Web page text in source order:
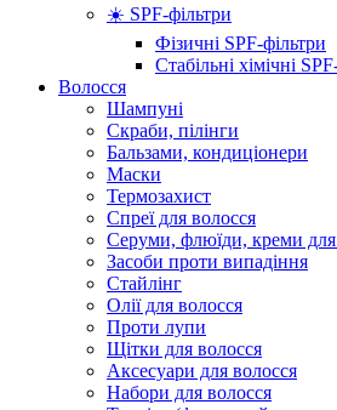
☀️ SPF-фільтри
Фізичні SPF-фільтри
Стабільні хімічні
Волосся
Шампуні
Скраби, пілінги
Бальзами, кондиціонери
Маски
Термозахист
Спреї для волосся
Серуми, флюїди, креми для
Засоби проти випадіння
Стайлінг
Олії для волосся
Проти лупи
Щітки для волосся
Аксесуари для волосся
Набори для волосся